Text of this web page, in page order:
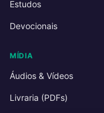
Estudos
Devocionais
MÍDIA
Áudios & Vídeos
Livraria (PDFs)